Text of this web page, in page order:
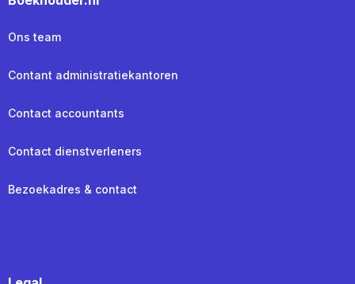
Ons team
Contant administratiekantoren
Contact accountants
Contact dienstverleners
Bezoekadres & contact